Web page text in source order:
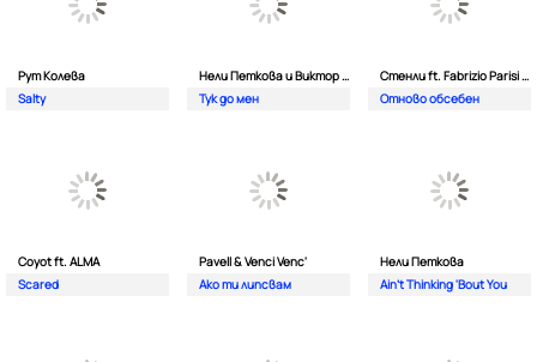
Рут Колева
Salty
Нели Петкова и Виктор Калев
Тук до мен
Стенли ft. Fabrizio Parisi & The Editor
Отново обсебен
Coyot ft. ALMA
Scared
Pavell & Venci Venc'
Ако ти липсвам
Нели Петкова
Ain't Thinking 'Bout You